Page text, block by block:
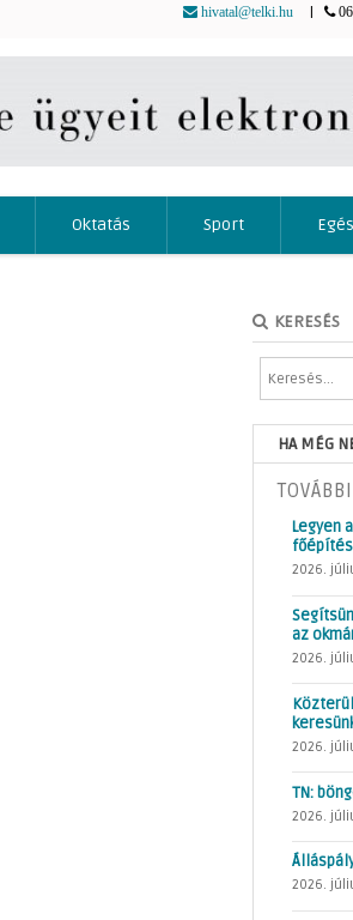
hivatal@telki.hu 06
Oktatás Sport
KERESÉS
HA MÉG
Legyen
2026.
az
2026.
2026.
TN:
2026.
2026.